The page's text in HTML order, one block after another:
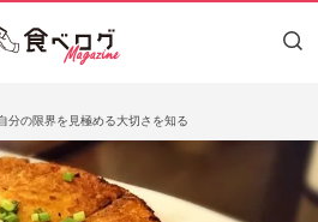
分の限界を見極める大切さを知る